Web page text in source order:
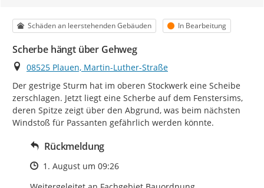
Kategorie
Schäden an leerstehenden Gebäuden Status
In Bearbeitung
Scherbe hängt über Gehweg
Ort
08525 Plauen, Martin-Luther-Straße
Der gestrige Sturm hat im oberen Stockwerk eine Scheibe
zerschlagen. Jetzt liegt eine Scherbe auf dem Fenstersims,
deren Spitze zeigt über den Abgrund, was beim nächsten
Windstoß für Passanten gefährlich werden könnte.
Rückmeldung
Zeitpunkt des Erstellens
1. August um 09:26